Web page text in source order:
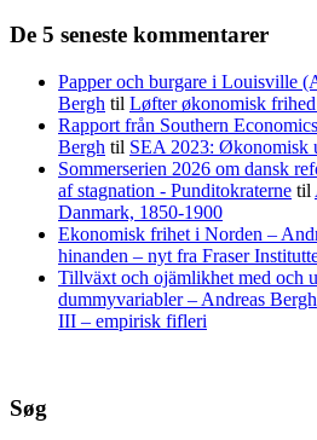
De 5 seneste kommentarer
Papper och burgare i Louisville
Bergh til Løfter økonomisk frihed
Rapport från Southern
Bergh til SEA 2023: Økonomisk
Sommerserien 2026 om dansk
af stagnation - Punditokraterne til
Danmark, 1850-1900
Ekonomisk frihet i Norden –
hinanden – nyt fra Fraser
Tillväxt och ojämlikhet med och
dummyvariabler – Andreas Bergh
III – empirisk fifleri
Søg